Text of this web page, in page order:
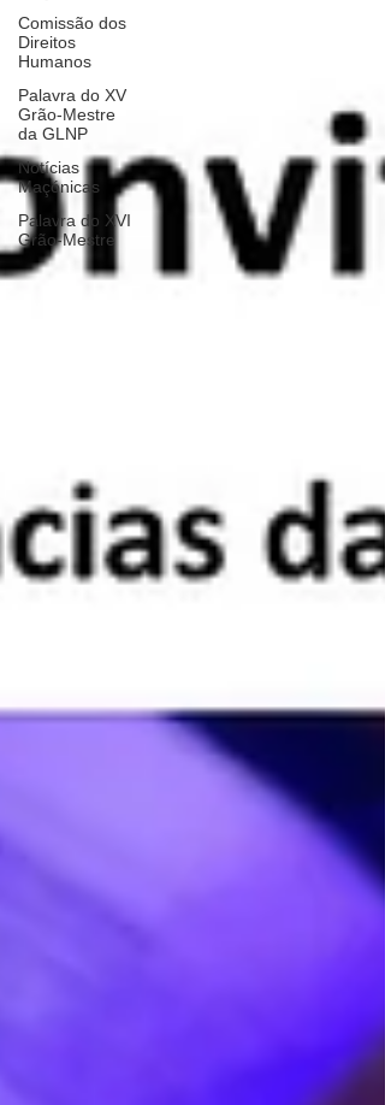
Comissão dos
Direitos
Humanos
Palavra do XV
Grão-Mestre
da GLNP
Notícias
Maçónicas
Palavra do XVI
Grão-Mestre